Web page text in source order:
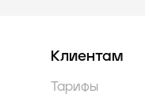
Клиентам
Тарифы